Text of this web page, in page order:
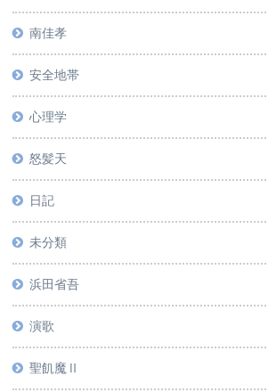
南佳孝
安全地帯
心理学
怒髪天
日記
未分類
浜田省吾
演歌
聖飢魔Ⅱ